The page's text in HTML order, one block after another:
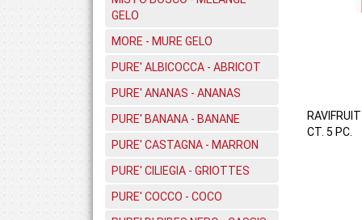
GELO
MORE - MURE GELO
PURE' ALBICOCCA - ABRICOT
PURE' ANANAS - ANANAS
PURE' BANANA - BANANE
PURE' CASTAGNA - MARRON
PURE' CILIEGIA - GRIOTTES
PURE' COCCO - COCO
RAVIFRUIT
CT. 5 PC.